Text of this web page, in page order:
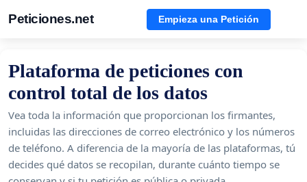
Peticiones.net Empieza una Petición
Plataforma de peticiones con
control total de los datos
Vea toda la información que proporcionan los firmantes,
incluidas las direcciones de correo electrónico y los números
de teléfono. A diferencia de la mayoría de las plataformas, tú
decides qué datos se recopilan, durante cuánto tiempo se